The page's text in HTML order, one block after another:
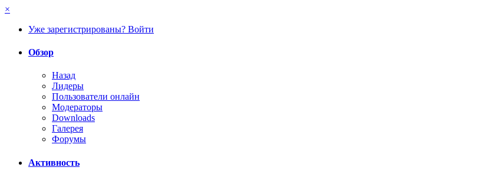
×
Уже зарегистрированы? Войти
Обзор
Назад
Лидеры
Пользователи онлайн
Модераторы
Downloads
Галерея
Форумы
Активность